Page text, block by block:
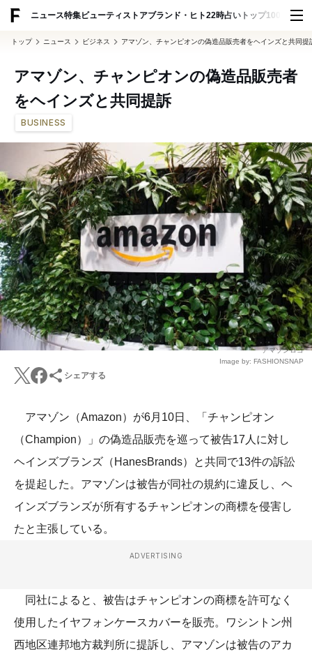
ニュース特集ビューティ ストアブランド・ヒト22時占い トップ100 スナッ
トップ ニュース ビジネス アマゾン、チャンピオンの偽造品販売者をヘインズと共同提
アマゾン、チャンピオンの偽造品販売者
をヘインズと共同提訴
BUSINESS
アマゾンロゴ
Image by: FASHIONSNAP
シェアする
アマゾン（Amazon）が6月10日、「チャンピオン
（Champion）」の偽造品販売を巡って被告17人に対し
ヘインズブランズ（HanesBrands）と共同で13件の訴訟
を提起した。アマゾンは被告が同社の規約に違反し、ヘ
インズブランズが所有するチャンピオンの商標を侵害し
たと主張している。
ADVERTISING
同社によると、被告はチャンピオンの商標を許可なく
使用したイヤフォンケースカバーを販売。ワシントン州
西地区連邦地方裁判所に提訴し、アマゾンは被告のアカ